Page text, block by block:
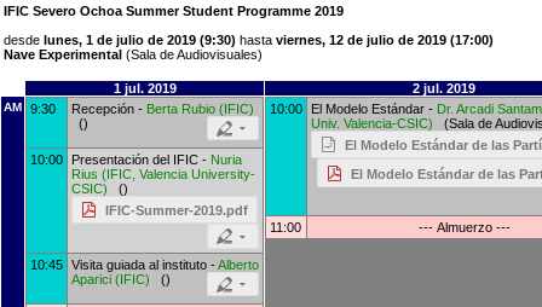
IFIC Severo Ochoa Summer Student Programme 2019
desde lunes, 1 de julio de 2019 (9:30) hasta viernes, 12 de julio de 2019 (17:00)
Nave Experimental (Sala de Audiovisuales)
1 jul. 2019 2 jul. 2019
AM 9:30 Recepción - Berta Rubio (IFIC)
()
10:00 Presentación del IFIC - Nuria
Rius (IFIC, Valencia University-
CSIC) ()
IFIC-Summer-2019.pdf
10:45 Visita guiada al instituto -Alberto
Aparici (IFIC) ()
10:00 El Modelo Estándar - Dr. Arcadi
Univ. Valencia-CSIC) (Sala de
El Modelo Estándar de las
El Modelo Estándar de las
11:00 --- Almuerzo ---